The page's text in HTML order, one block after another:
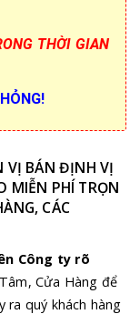
THỜI GIAN
VỊ BÁN ĐỊNH VỊ
MIỄN PHÍ TRỌN
CÁC
Công ty rõ
Cửa Hàng để
ra quý khách hàng